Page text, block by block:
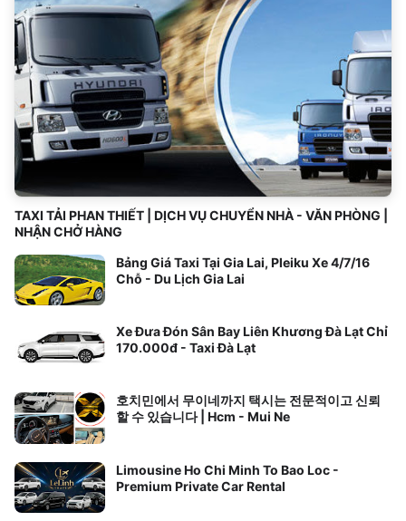
TAXI TẢI PHAN THIẾT | DỊCH VỤ CHUYỂN NHÀ - VĂN PHÒNG |
NHẬN CHỞ HÀNG
Bảng Giá Taxi Tại Gia Lai, Pleiku Xe 4/7/16
Chỗ - Du Lịch Gia Lai
Xe Đưa Đón Sân Bay Liên Khương Đà Lạt Chỉ
170.000đ - Taxi Đà Lạt
호치민에서 무이네까지 택시는 전문적이고 신뢰
할 수 있습니다 | Hcm - Mui Ne
Limousine Ho Chi Minh To Bao Loc -
Premium Private Car Rental